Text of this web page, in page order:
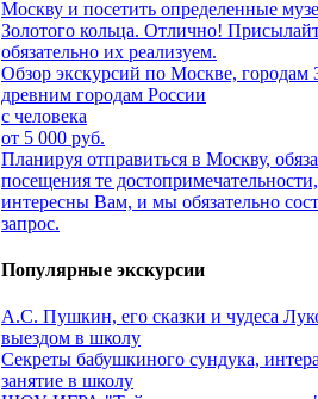
Москву и посетить определенные
Золотого кольца. Отлично!
обязательно их реализуем.
Обзор экскурсий по Москве, городам
древним городам России
с человека
от 5 000 руб.
Планируя отправиться в Москву,
посещения те
интересны Вам, и мы обязательно
запрос.
Популярные экскурсии
А.С. Пушкин, его сказки и чудеса
выездом в школу
Секреты бабушкиного сундука,
занятие в школу